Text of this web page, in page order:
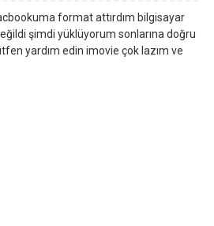
format attırdım bilgisayar
şimdi yüklüyorum sonlarına doğru
yardım edin imovie çok lazım ve